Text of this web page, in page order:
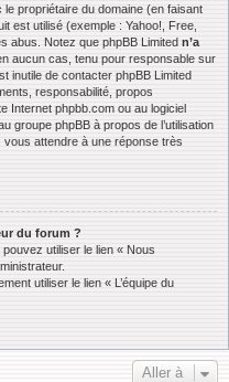
propriétaire du domaine (en faisant
est utilisé (exemple : Yahoo!, Free,
abus. Notez que phpBB Limited n’a
aucun cas, tenu pour responsable sur
inutile de contacter phpBB Limited
responsabilité, propos
Internet phpbb.com ou au logiciel
groupe phpBB à propos de l’utilisation
attendre à une réponse très
du forum ?
utiliser le lien « Nous
utiliser le lien « L’équipe du
Aller à